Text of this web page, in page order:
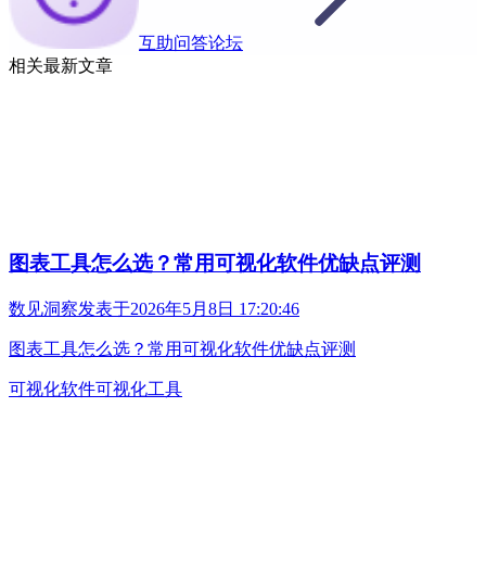
互助问答论坛
相关最新文章
图表工具怎么选？常用可视化软件优缺点评测
数见洞察发表于2026年5月8日 17:20:46
图表工具怎么选？常用可视化软件优缺点评测
可视化软件可视化工具